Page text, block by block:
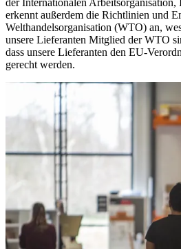
erkennt außerdem die Richtlinien und
Welthandelsorganisation (WTO) an,
unsere Lieferanten Mitglied der WTO
dass unsere Lieferanten den EU-
gerecht werden.